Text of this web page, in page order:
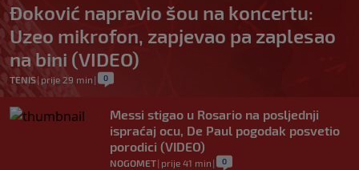
Đoković napravio šou na koncertu:
Uzeo mikrofon, zapjevao pa zaplesao
na bini (VIDEO)
TENIS| prije 29 min | 0
Messi stigao u Rosario na posljednji
ispraćaj ocu, De Paul pogodak posvetio
porodici (VIDEO)
NOGOMET| prije 41 min | 0